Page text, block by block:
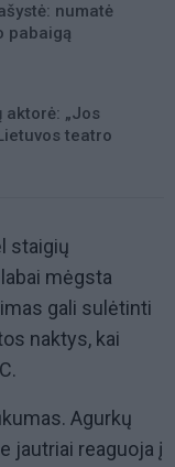
numatė
pabaigą
aktorė: „Jos
teatro
staigių
mėgsta
gali sulėtinti
naktys, kai
Agurkų
jautriai reaguoja į